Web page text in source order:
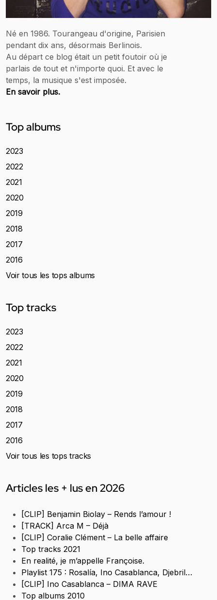
Né en 1986. Tourangeau d'origine, Parisien
pendant dix ans, désormais Berlinois.
Au départ ce blog était un petit foutoir où je
parlais de tout et n'importe quoi. Et avec le
temps, la musique s'est imposée.
En savoir plus.
Top albums
2023
2022
2021
2020
2019
2018
2017
2016
Voir tous les tops albums
Top tracks
2023
2022
2021
2020
2019
2018
2017
2016
Voir tous les tops tracks
Articles les + lus en 2026
[CLIP] Benjamin Biolay – Rends l’amour !
[TRACK] Arca M – Déjà
[CLIP] Coralie Clément – La belle affaire
Top tracks 2021
En realité, je m’appelle Françoise.
Playlist 175 : Rosalía, Ino Casablanca, Djebril…
[CLIP] Ino Casablanca – DIMA RAVE
Top albums 2010